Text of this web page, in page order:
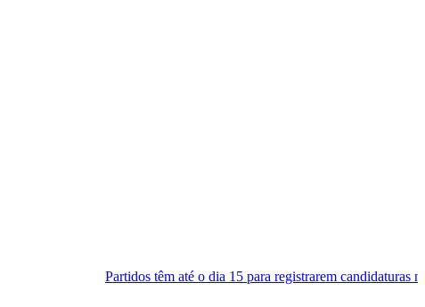
Partidos têm até o dia 15 para registrarem candidaturas nos tribunais